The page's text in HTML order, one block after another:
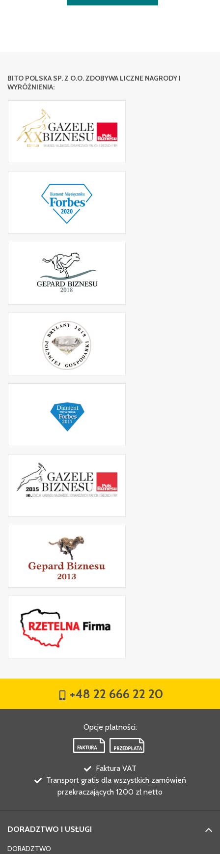
BITO POLSKA SP. Z O.O. ZDOBYWA LICZNE NAGRODY I
WYRÓŻNIENIA:
+48 22 666 22 20
Opcje płatności:
Faktura VAT
Transport gratis dla wszystkich zamówień
przekraczających 1200 zł netto
DORADZTWO I USŁUGI
DORADZTWO